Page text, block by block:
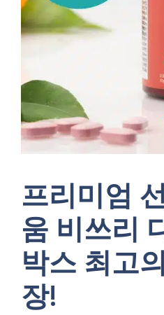
프리미엄
움 비쓰리
박스 최고
장!